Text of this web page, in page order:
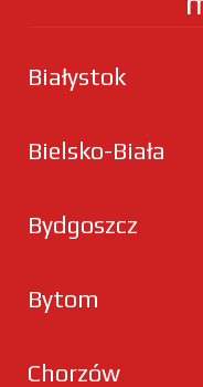
Białystok
Bielsko-Biała
Bydgoszcz
Bytom
Chorzów